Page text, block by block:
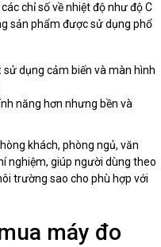
chỉ số về nhiệt độ như độ C
sản phẩm được sử dụng phổ
sử dụng cảm biến và màn hình
năng hơn nhưng bền và
khách, phòng ngủ, văn
nghiệm, giúp người dùng theo
trường sao cho phù hợp với
máy đo